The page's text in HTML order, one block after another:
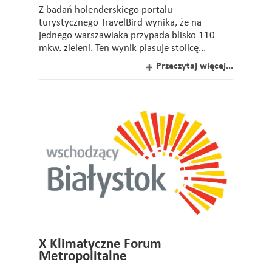
Z badań holenderskiego portalu
turystycznego TravelBird wynika, że na
jednego warszawiaka przypada blisko 110
mkw. zieleni. Ten wynik plasuje stolicę...
Przeczytaj więcej...
X Klimatyczne Forum
Metropolitalne